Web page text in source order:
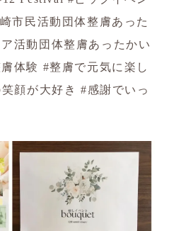
市民活動団体整膚あった
活動団体整膚あったかい
体験 #整膚で元気に楽し
顔が大好き #感謝でいっ